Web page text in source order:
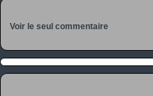
Voir le seul commentaire